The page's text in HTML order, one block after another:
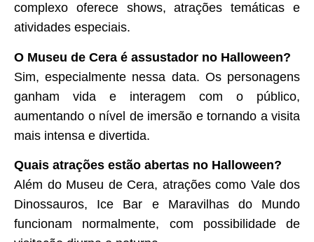
complexo oferece shows, atrações temáticas e
atividades especiais.
O Museu de Cera é assustador no Halloween?
Sim, especialmente nessa data. Os personagens
ganham vida e interagem com o público,
aumentando o nível de imersão e tornando a visita
mais intensa e divertida.
Quais atrações estão abertas no Halloween?
Além do Museu de Cera, atrações como Vale dos
Dinossauros, Ice Bar e Maravilhas do Mundo
funcionam normalmente, com possibilidade de